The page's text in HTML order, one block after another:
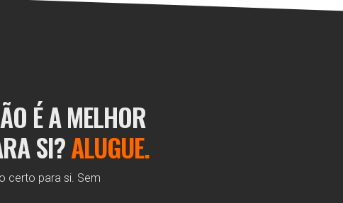
É A MELHOR
SI?ALUGUE.
certo para si. Sem